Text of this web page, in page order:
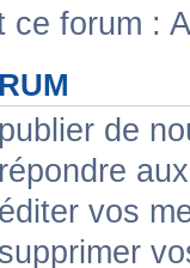
ce forum :
publier de
répondre
éditer vos
supprimer